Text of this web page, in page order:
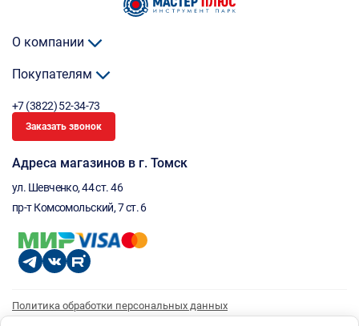
О компании
Покупателям
+7 (3822) 52-34-73
Заказать звонок
Адреса магазинов в г. Томск
ул. Шевченко, 44 ст. 46
пр-т Комсомольский, 7 ст. 6
Политика обработки персональных данных